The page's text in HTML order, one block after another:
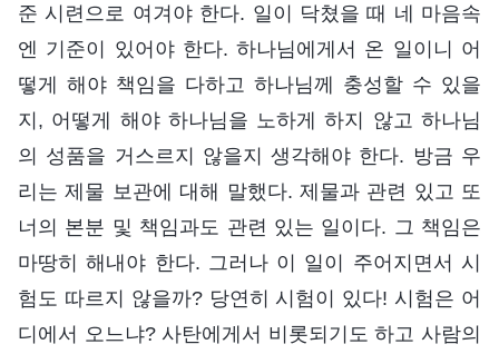
준 시련으로 여겨야 한다. 일이 닥쳤을 때 네 마음속
엔 기준이 있어야 한다. 하나님에게서 온 일이니 어
떻게 해야 책임을 다하고 하나님께 충성할 수 있을
지, 어떻게 해야 하나님을 노하게 하지 않고 하나님
의 성품을 거스르지 않을지 생각해야 한다. 방금 우
리는 제물 보관에 대해 말했다. 제물과 관련 있고 또
너의 본분 및 책임과도 관련 있는 일이다. 그 책임은
마땅히 해내야 한다. 그러나 이 일이 주어지면서 시
험도 따르지 않을까? 당연히 시험이 있다! 시험은 어
디에서 오느냐? 사탄에게서 비롯되기도 하고 사람의